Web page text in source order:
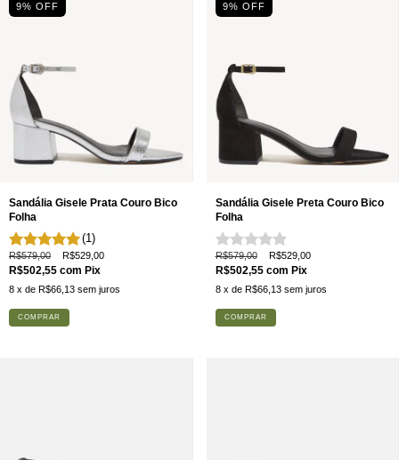
9% OFF
Sandália Gisele Prata Couro Bico
Folha
(1)
R$579,00 R$529,00
R$502,55 com Pix
8 x de R$66,13 sem juros
COMPRAR
9% OFF
Sandália Gisele Preta Couro Bico
Folha
R$579,00 R$529,00
R$502,55 com Pix
8 x de R$66,13 sem juros
COMPRAR